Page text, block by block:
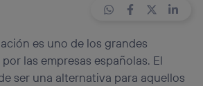
es uno de los grandes
las empresas españolas. El
ser una alternativa para aquellos